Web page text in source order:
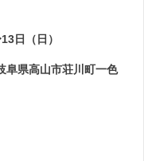
日（日）
阜県高山市荘川町一色